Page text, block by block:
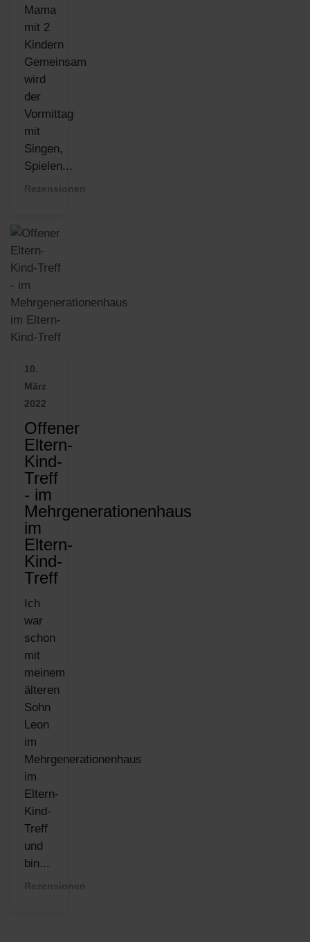
Mama
mit 2
Kindern
Gemeinsam
wird
der
Vormittag
mit
Singen,
Spielen...
Rezensionen
10.
März
2022
Offener
Eltern-
Kind-
Treff
- im
Mehrgenerationenhaus
im
Eltern-
Kind-
Treff
Ich
war
schon
mit
meinem
älteren
Sohn
Leon
im
Mehrgenerationenhaus
im
Eltern-
Kind-
Treff
und
bin...
Rezensionen